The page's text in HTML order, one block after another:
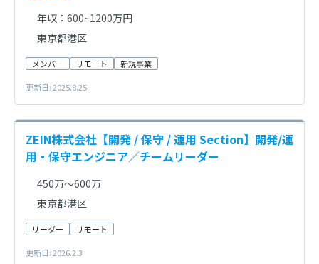
年収：600~1200万円
東京都港区
メンバー リモート 新規事業
更新日: 2025.8.25
ZEIN株式会社【開発 / 保守 / 運用​ Section】開発/運
用・保守エンジニア／チームリーダー
450万～600万
東京都港区
リーダー リモート
更新日: 2026.2.3